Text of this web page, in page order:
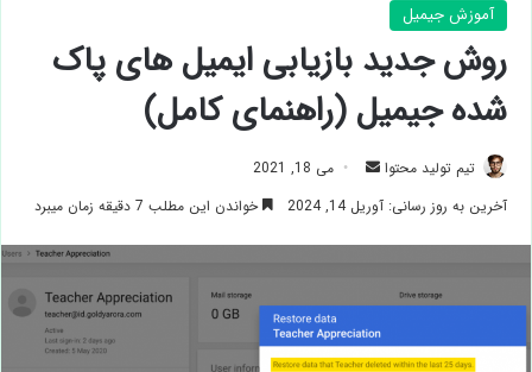
آموزش جیمیل
روش جدید بازیابی ایمیل های پاک
شده جیمیل (راهنمای کامل)
تیم تولید محتوا
ارسال
ایمیل
می 18, 2021
آخرین به روز رسانی: آوریل 14, 2024
خواندن این مطلب 7 دقیقه زمان میبرد